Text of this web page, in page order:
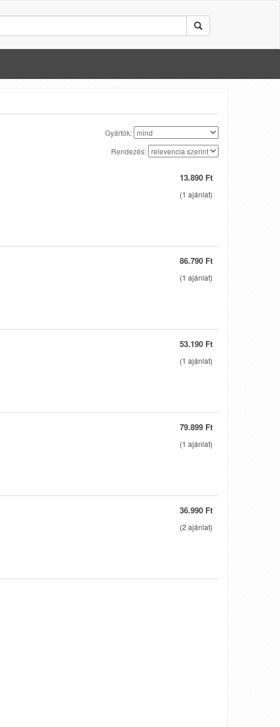
Gyártók:
Rendezés:
13.890 Ft
(1 ajánlat)
86.790 Ft
(1 ajánlat)
53.190 Ft
(1 ajánlat)
79.899 Ft
(1 ajánlat)
36.990 Ft
(2 ajánlat)